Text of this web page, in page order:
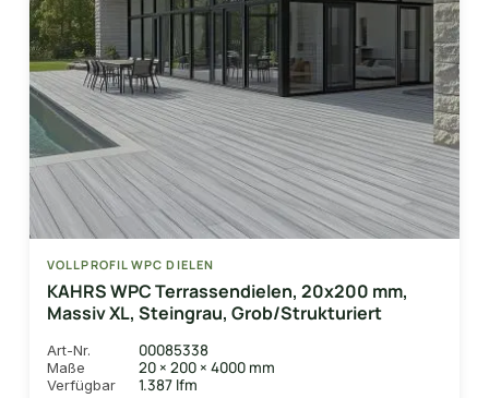
VOLLPROFIL WPC DIELEN
KAHRS WPC Terrassendielen, 20x200 mm,
Massiv XL, Steingrau, Grob/Strukturiert
Art-Nr. 00085338
Maße 20 × 200 × 4000 mm
Verfügbar 1.387 lfm